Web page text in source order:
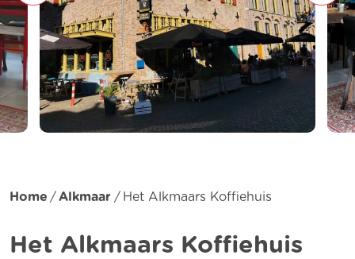
Home Alkmaar Het Alkmaars Koffiehuis
Het Alkmaars Koffiehuis